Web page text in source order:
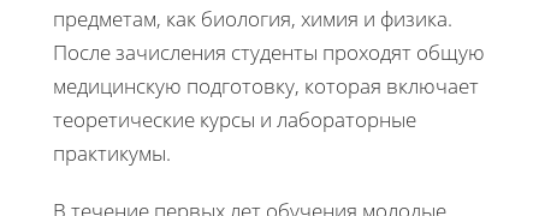
предметам, как биология, химия и физика.
После зачисления студенты проходят общую
медицинскую подготовку, которая включает
теоретические курсы и лабораторные
практикумы.
В течение первых лет обучения молодые